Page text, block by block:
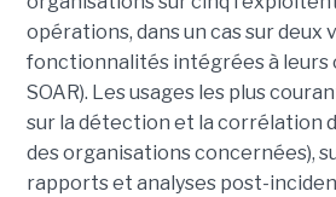
opérations, dans un cas sur deux
fonctionnalités intégrées à leurs
SOAR). Les usages les plus
sur la détection et la corrélation
des organisations concernées),
rapports et analyses post-